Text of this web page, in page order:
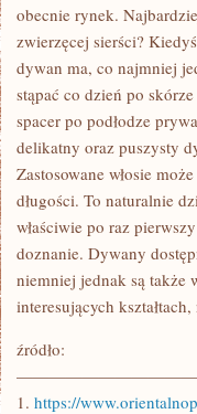
obecnie rynek.
zwierzęcej sierści?
dywan ma, co najmniej
stąpać co dzień po
spacer po podłodze
delikatny oraz puszysty
Zastosowane włosie
długości. To naturalnie
właściwie po raz
doznanie. Dywany
niemniej jednak są także
interesujących
źródło:
———————————
1. https://